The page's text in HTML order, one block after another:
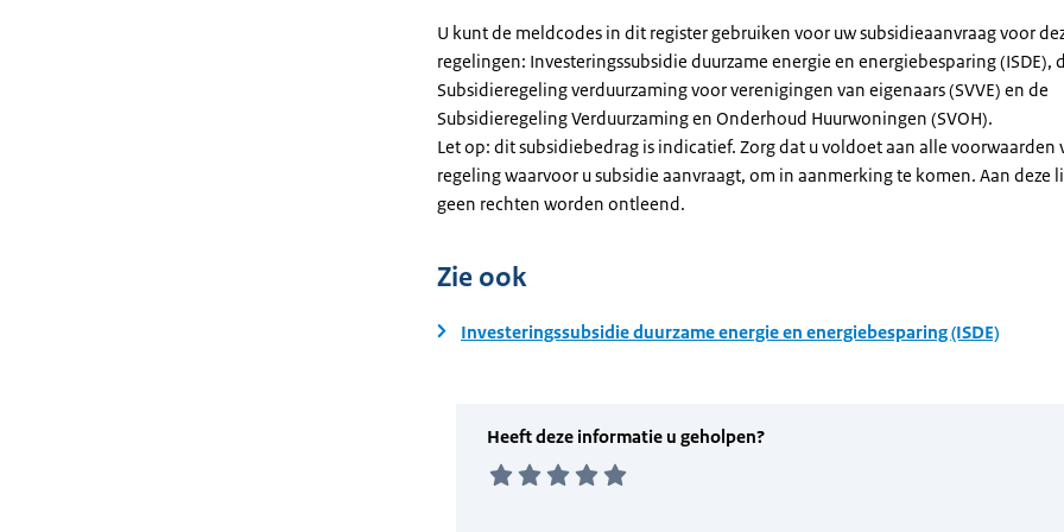
U kunt de meldcodes in dit register gebruiken voor uw subsidieaanvraag voor
regelingen: Investeringssubsidie duurzame energie en energiebesparing (ISDE),
Subsidieregeling verduurzaming voor verenigingen van eigenaars (SVVE) en de
Subsidieregeling Verduurzaming en Onderhoud Huurwoningen (SVOH).
Let op: dit subsidiebedrag is indicatief. Zorg dat u voldoet aan alle voorwaarden
regeling waarvoor u subsidie aanvraagt, om in aanmerking te komen. Aan deze
geen rechten worden ontleend.
Zie ook
Investeringssubsidie duurzame energie en energiebesparing (ISDE)